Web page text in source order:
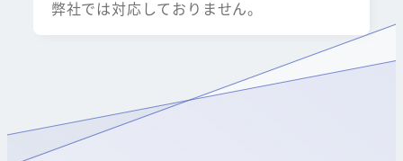
弊社では対応しておりません。